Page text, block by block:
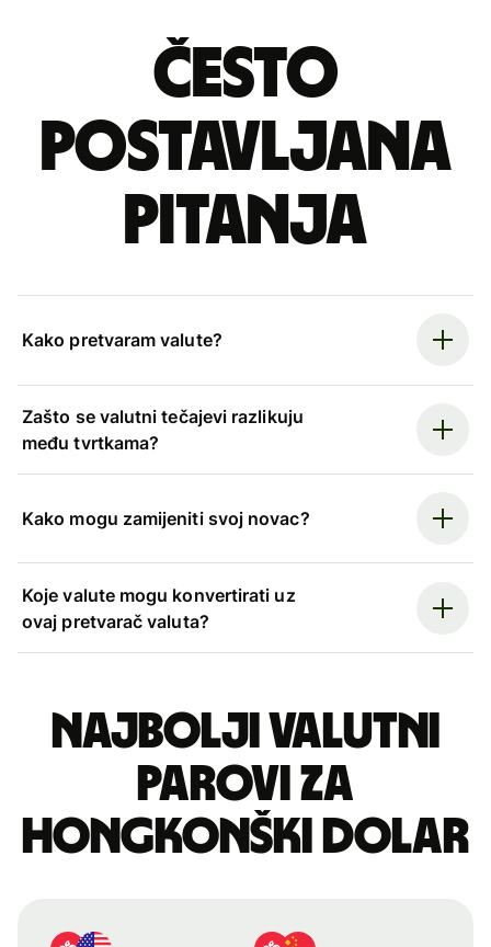
Često
postavljana
pitanja
Kako pretvaram valute?
Zašto se valutni tečajevi razlikuju
među tvrtkama?
Kako mogu zamijeniti svoj novac?
Koje valute mogu konvertirati uz
ovaj pretvarač valuta?
Najbolji valutni
parovi za
hongkonški dolar